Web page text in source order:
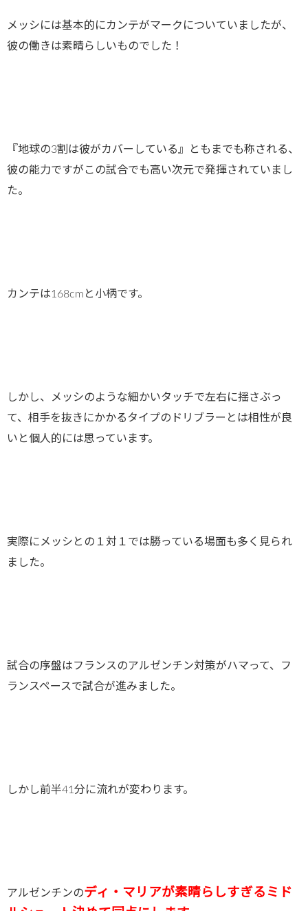
メッシには基本的にカンテがマークについていましたが、
彼の働きは素晴らしいものでした！
『地球の3割は彼がカバーしている』ともまでも称される、
彼の能力ですがこの試合でも高い次元で発揮されていまし
た。
カンテは168cmと小柄です。
しかし、メッシのような細かいタッチで左右に揺さぶっ
て、相手を抜きにかかるタイプのドリブラーとは相性が良
いと個人的には思っています。
実際にメッシとの１対１では勝っている場面も多く見られ
ました。
試合の序盤はフランスのアルゼンチン対策がハマって、フ
ランスペースで試合が進みました。
しかし前半41分に流れが変わります。
アルゼンチンのディ・マリアが素晴らしすぎるミド